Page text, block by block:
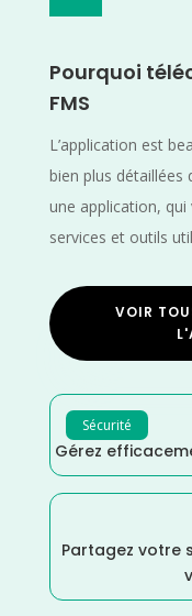
Pourquoi
FMS
L’application est
bien plus détaillées
une application,
services et outils
VOIR
Sécurité
Gérez
Partagez votre